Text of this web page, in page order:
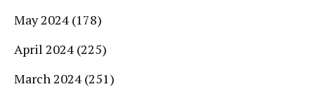
May 2024 (178)
April 2024 (225)
March 2024 (251)